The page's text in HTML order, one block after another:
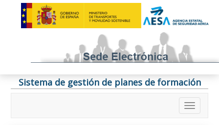
Sistema de gestión de planes de formación